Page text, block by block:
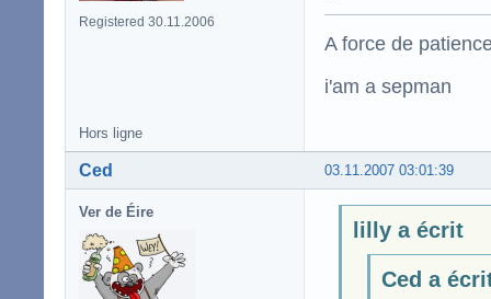
Registered 30.11.2006
A force de
i'am a sepman
Hors ligne
03.11.2007 03:01:39
Ced
Ver de Éire
lilly a écrit
Ced a